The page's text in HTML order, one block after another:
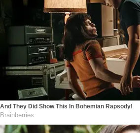
And They Did Show This In Bohemian Rapsody!
Brainberries